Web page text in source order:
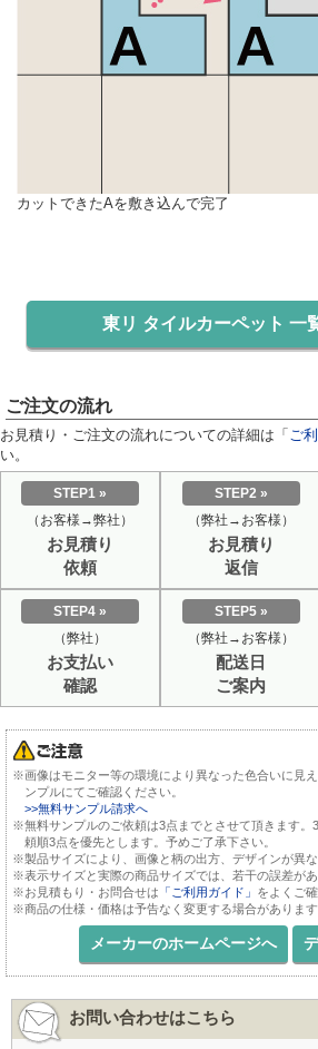
カットできたAを敷き込んで完了
東リ タイルカーペット 一
ご注文の流れ
お見積り・ご注文の流れについての詳細は「 ご
い。
STEP1 »
（お客様→弊社）
お見積り
依頼
STEP2 »
（弊社→お客様）
お見積り
返信
STEP4 »
（弊社）
お支払い
確認
STEP5 »
（弊社→お客様）
配送日
ご案内
※画像はモニター等の環境により異なった色合いに見
ンプルにてご確認ください。
>>無料サンプル請求へ
※無料サンプルのご依頼は3点までとさせて頂きます。
頼順3点を優先とします。予めご了承下さい。
※製品サイズにより、画像と柄の出方、デザインが異な
※表示サイズと実際の商品サイズでは、若干の誤差があ
※お見積もり・お問合せは 「ご利用ガイド」 をよくご
※商品の仕様・価格は予告なく変更する場合があります
メーカーのホームページへ
お問い合わせはこちら